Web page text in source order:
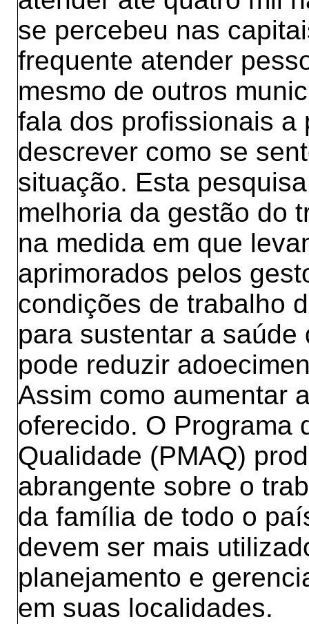
se percebeu nas
frequente atender
mesmo de outros
fala dos profissionais a
descrever como se
situação. Esta
melhoria da gestão do
na medida em que
aprimorados pelos
condições de trabalho
para sustentar a
pode reduzir
Assim como aumentar
oferecido. O Programa
Qualidade (PMAQ)
abrangente sobre o
da família de todo o
devem ser mais
planejamento e
em suas localidades.